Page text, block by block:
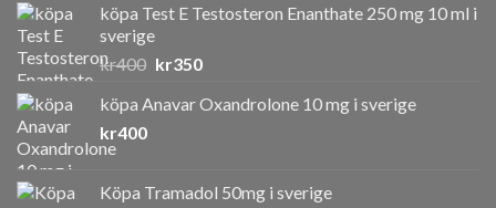
köpa Test E Testosteron Enanthate 250 mg 10 ml i
sverige
kr400 Det
priset
kr350Det
priset
köpa Anavar Oxandrolone 10 mg i sverige
kr400
Köpa Tramadol 50mg i sverige